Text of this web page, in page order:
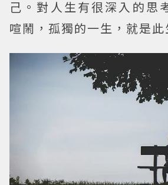
己。對人生有很深入的思
喧鬧，孤獨的一生，就是此